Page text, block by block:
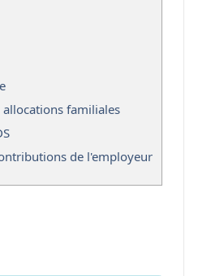
allocations familiales
de l'employeur